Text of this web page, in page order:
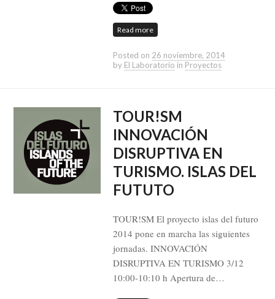
Read more
Posted on 26 noviembre, 2014
by El Laboratorio in Proyectos
TOUR!SM
INNOVACIÓN
DISRUPTIVA EN
TURISMO. ISLAS DEL
FUTUTO
TOUR!SM El proyecto islas del futuro
2014 pone en marcha las siguientes
jornadas. INNOVACIÓN
DISRUPTIVA EN TURISMO 3/12
10:00-10:10 h Apertura de…